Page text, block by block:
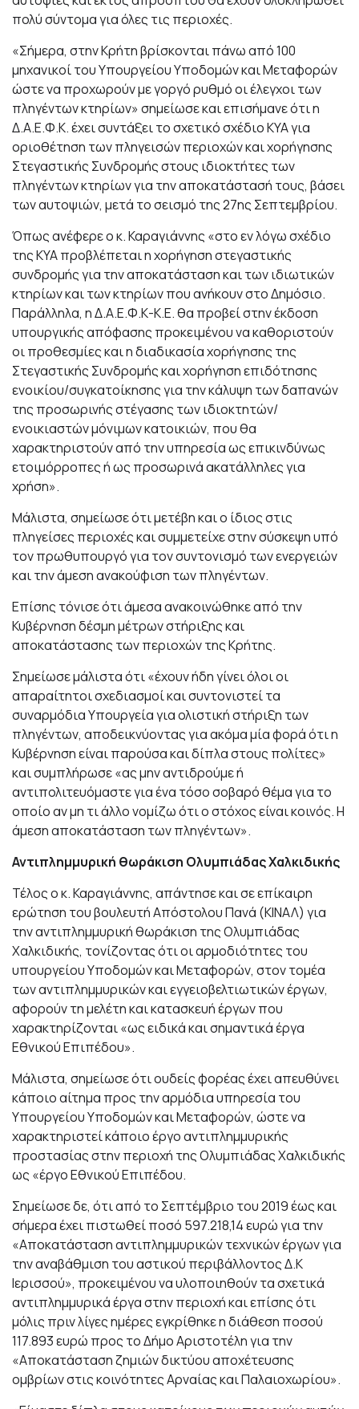
πολύ σύντομα για όλες τις περιοχές.
«Σήμερα, στην Κρήτη βρίσκονται πάνω από 100
μηχανικοί του Υπουργείου Υποδομών και Μεταφορών
ώστε να προχωρούν με γοργό ρυθμό οι έλεγχοι των
πληγέντων κτηρίων» σημείωσε και επισήμανε ότι η
Δ.Α.Ε.Φ.Κ. έχει συντάξει το σχετικό σχέδιο ΚΥΑ για
οριοθέτηση των πληγεισών περιοχών και χορήγησης
Στεγαστικής Συνδρομής στους ιδιοκτήτες των
πληγέντων κτηρίων για την αποκατάστασή τους, βάσει
των αυτοψιών, μετά το σεισμό της 27ης Σεπτεμβρίου.
Όπως ανέφερε ο κ. Καραγιάννης «στο εν λόγω σχέδιο
της ΚΥΑ προβλέπεται η χορήγηση στεγαστικής
συνδρομής για την αποκατάσταση και των ιδιωτικών
κτηρίων και των κτηρίων που ανήκουν στο Δημόσιο.
Παράλληλα, η Δ.Α.Ε.Φ.Κ-Κ.Ε. θα προβεί στην έκδοση
υπουργικής απόφασης προκειμένου να καθοριστούν
οι προθεσμίες και η διαδικασία χορήγησης της
Στεγαστικής Συνδρομής και χορήγηση επιδότησης
ενοικίου/συγκατοίκησης για την κάλυψη των δαπανών
της προσωρινής στέγασης των ιδιοκτητών/
ενοικιαστών μόνιμων κατοικιών, που θα
χαρακτηριστούν από την υπηρεσία ως επικινδύνως
ετοιμόρροπες ή ως προσωρινά ακατάλληλες για
χρήση».
Μάλιστα, σημείωσε ότι μετέβη και ο ίδιος στις
πληγείσες περιοχές και συμμετείχε στην σύσκεψη υπό
τον πρωθυπουργό για τον συντονισμό των ενεργειών
και την άμεση ανακούφιση των πληγέντων.
Επίσης τόνισε ότι άμεσα ανακοινώθηκε από την
Κυβέρνηση δέσμη μέτρων στήριξης και
αποκατάστασης των περιοχών της Κρήτης.
Σημείωσε μάλιστα ότι «έχουν ήδη γίνει όλοι οι
απαραίτητοι σχεδιασμοί και συντονιστεί τα
συναρμόδια Υπουργεία για ολιστική στήριξη των
πληγέντων, αποδεικνύοντας για ακόμα μία φορά ότι η
Κυβέρνηση είναι παρούσα και δίπλα στους πολίτες»
και συμπλήρωσε «ας μην αντιδρούμε ή
αντιπολιτευόμαστε για ένα τόσο σοβαρό θέμα για το
οποίο αν μη τι άλλο νομίζω ότι ο στόχος είναι κοινός. Η
άμεση αποκατάσταση των πληγέντων».
Αντιπλημμυρική θωράκιση Ολυμπιάδας Χαλκιδικής
Τέλος ο κ. Καραγιάννης, απάντησε και σε επίκαιρη
ερώτηση του βουλευτή Απόστολου Πανά (ΚΙΝΑΛ) για
την αντιπλημμυρική θωράκιση της Ολυμπιάδας
Χαλκιδικής, τονίζοντας ότι οι αρμοδιότητες του
υπουργείου Υποδομών και Μεταφορών, στον τομέα
των αντιπλημμυρικών και εγγειοβελτιωτικών έργων,
αφορούν τη μελέτη και κατασκευή έργων που
χαρακτηρίζονται «ως ειδικά και σημαντικά έργα
Εθνικού Επιπέδου».
Μάλιστα, σημείωσε ότι ουδείς φορέας έχει απευθύνει
κάποιο αίτημα προς την αρμόδια υπηρεσία του
Υπουργείου Υποδομών και Μεταφορών, ώστε να
χαρακτηριστεί κάποιο έργο αντιπλημμυρικής
προστασίας στην περιοχή της Ολυμπιάδας Χαλκιδικής
ως «έργο Εθνικού Επιπέδου.
Σημείωσε δε, ότι από το Σεπτέμβριο του 2019 έως και
σήμερα έχει πιστωθεί ποσό 597.218,14 ευρώ για την
«Αποκατάσταση αντιπλημμυρικών τεχνικών έργων για
την αναβάθμιση του αστικού περιβάλλοντος Δ.Κ
Ιερισσού», προκειμένου να υλοποιηθούν τα σχετικά
αντιπλημμυρικά έργα στην περιοχή και επίσης ότι
μόλις πριν λίγες ημέρες εγκρίθηκε η διάθεση ποσού
117.893 ευρώ προς το Δήμο Αριστοτέλη για την
«Αποκατάσταση ζημιών δικτύου αποχέτευσης
ομβρίων στις κοινότητες Αρναίας και Παλαιοχωρίου».